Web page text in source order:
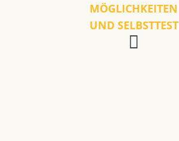
MÖGLICHKEITEN
UND SELBSTTEST